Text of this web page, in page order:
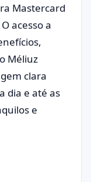
Mastercard
acesso a
Méliuz
clara
dia e até as
e